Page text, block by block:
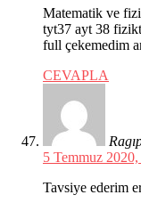
Matematik ve
tyt37 ayt 38
full çekemedim
CEVAPLA
5 Temmuz
Tavsiye ederim